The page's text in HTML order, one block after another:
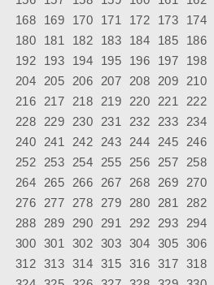
168
169 170 171 172 173 174
180
181 182 183 184 185 186
192
193 194 195 196 197 198
204
205 206 207 208 209 210
216
217 218 219 220 221 222
228
229 230 231 232 233 234
240
241 242 243 244 245 246
252
253 254 255 256 257 258
264
265 266 267 268 269 270
276
277 278 279 280 281 282
288
289 290 291 292 293 294
300 301 302 303 304 305 306
312 313 314 315 316 317 318